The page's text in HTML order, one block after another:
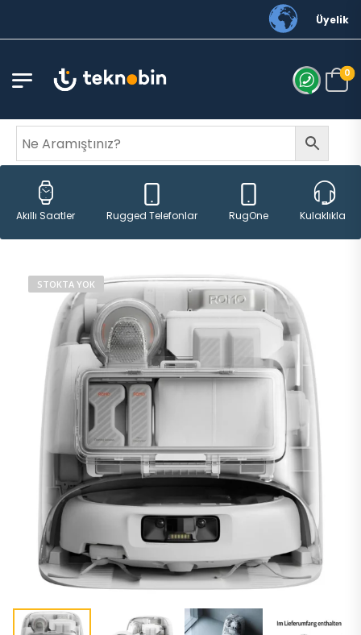
Siparişleriniz veÜyelik
0
Akıllı Saatler Rugged Telefonlar RugOne Kulaklıklar
STOKTA YOK